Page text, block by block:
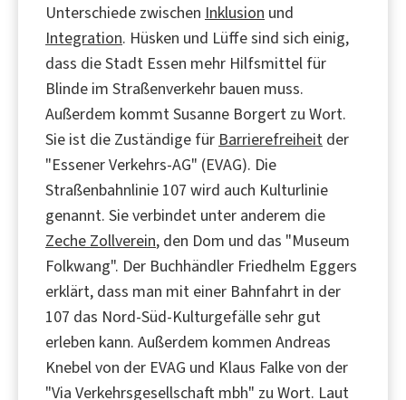
Unterschiede zwischen Inklusion und
Integration. Hüsken und Lüffe sind sich einig,
dass die Stadt Essen mehr Hilfsmittel für
Blinde im Straßenverkehr bauen muss.
Außerdem kommt Susanne Borgert zu Wort.
Sie ist die Zuständige für Barrierefreiheit der
"Essener Verkehrs-AG" (EVAG). Die
Straßenbahnlinie 107 wird auch Kulturlinie
genannt. Sie verbindet unter anderem die
Zeche Zollverein, den Dom und das "Museum
Folkwang". Der Buchhändler Friedhelm Eggers
erklärt, dass man mit einer Bahnfahrt in der
107 das Nord-Süd-Kulturgefälle sehr gut
erleben kann. Außerdem kommen Andreas
Knebel von der EVAG und Klaus Falke von der
"Via Verkehrsgesellschaft mbh" zu Wort. Laut